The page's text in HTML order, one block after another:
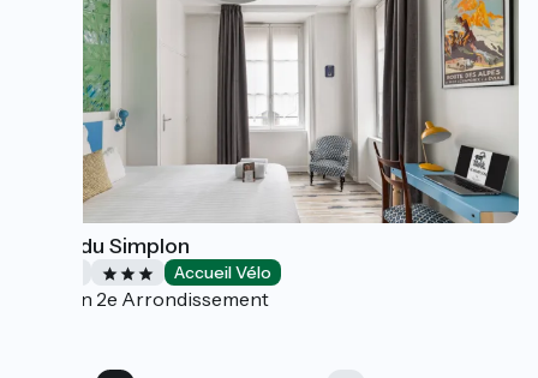
Hôtel du Simplon
Accueil Vélo
Lyon 2e Arrondissement